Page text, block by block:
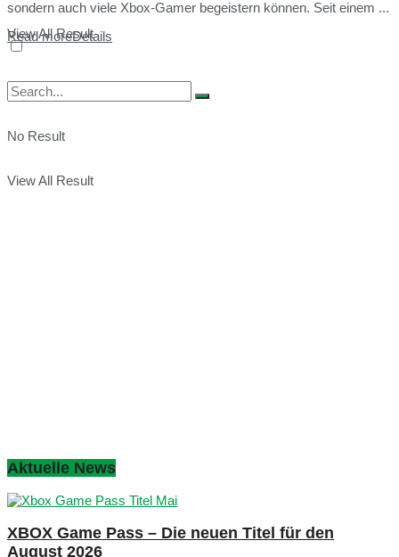
View All Result
No Result
View All Result
sondern auch viele Xbox-Gamer begeistern können. Seit einem ...
Read moreDetails
Aktuelle News
XBOX Game Pass – Die neuen Titel für den
August 2026